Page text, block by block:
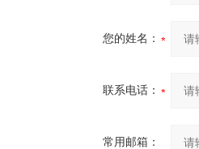
您的姓名：
联系电话：
常用邮箱：